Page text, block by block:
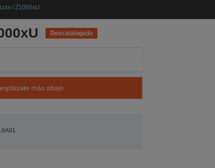
/ Z1000xU
Descatalogado
más abajo.